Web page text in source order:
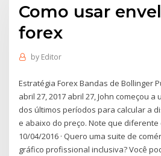
Como usar
forex
by Editor
Estratégia Forex Bandas de Bollinger
abril 27, 2017 abril 27, John começou
dos últimos períodos para calcular a
e abaixo do preço. Note que
10/04/2016 · Quero uma suite de
gráfico profissional inclusiva? Você